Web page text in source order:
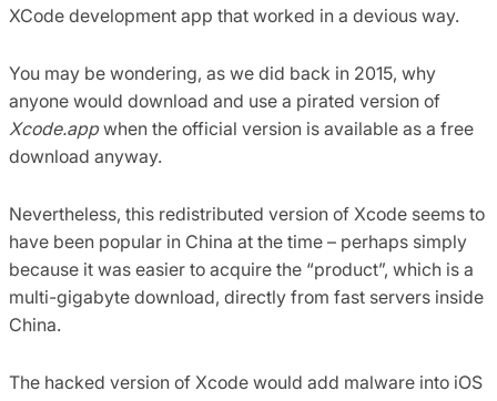
XCode development app that worked in a devious way.
You may be wondering, as we did back in 2015, why
anyone would download and use a pirated version of
Xcode.app when the official version is available as a free
download anyway.
Nevertheless, this redistributed version of Xcode seems to
have been popular in China at the time – perhaps simply
because it was easier to acquire the “product”, which is a
multi-gigabyte download, directly from fast servers inside
China.
The hacked version of Xcode would add malware into iOS